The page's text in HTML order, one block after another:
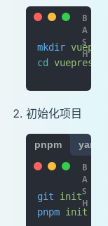
mkdir
cd
初始化项目
pnpm yarn
git init
pnpm init